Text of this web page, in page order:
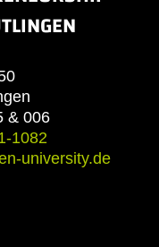
& 006
1082
university.de